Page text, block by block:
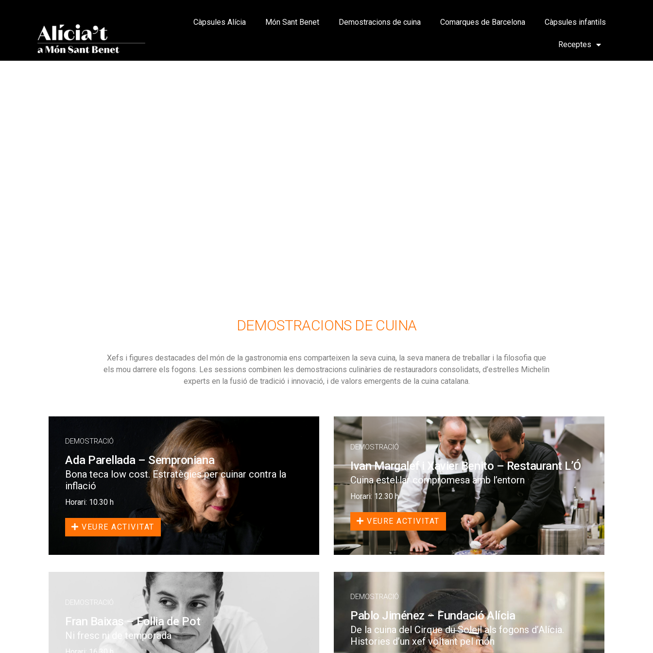
Càpsules Alícia Món Sant Benet Demostracions de cuina Comarques de Barcelona Càpsules infantils
Receptes
DEMOSTRACIONS DE CUINA
Xefs i figures destacades del món de la gastronomia ens comparteixen la seva cuina, la seva manera de treballar i la filosofia que
els mou darrere els fogons. Les sessions combinen les demostracions culinàries de restauradors consolidats, d’estrelles Michelin
experts en la fusió de tradició i innovació, i de valors emergents de la cuina catalana.
DEMOSTRACIÓ
Ada Parellada – Semproniana
Bona teca low cost. Estratègies per cuinar contra la
inflació
Horari: 10.30 h
VEURE ACTIVITAT
DEMOSTRACIÓ
Ivan Margalef i Xavier Benito – Restaurant L’Ó
Cuina estel·lar compromesa amb l’entorn
Horari: 12.30 h
VEURE ACTIVITAT
DEMOSTRACIÓ
Fran Baixas – Follia de Pot
Ni fresc ni de temporada
DEMOSTRACIÓ
Pablo Jiménez – Fundació Alícia
De la cuina del Cirque du Soleil als fogons d’Alícia.
Histories d’un xef voltant pel món